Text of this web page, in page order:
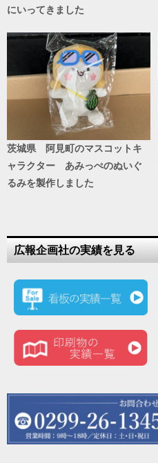
にいってきました
茨城県 阿見町のマスコットキ
ャラクター あみっぺのぬいぐ
るみを製作しました
広報企画社の実績を見る